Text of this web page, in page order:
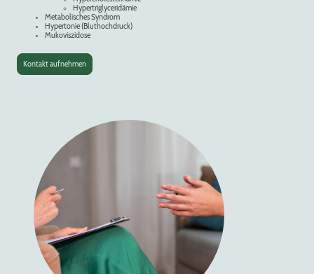
Hypertriglyceridämie
Metabolisches Syndrom
Hypertonie (Bluthochdruck)
Mukoviszidose
Kontakt aufnehmen